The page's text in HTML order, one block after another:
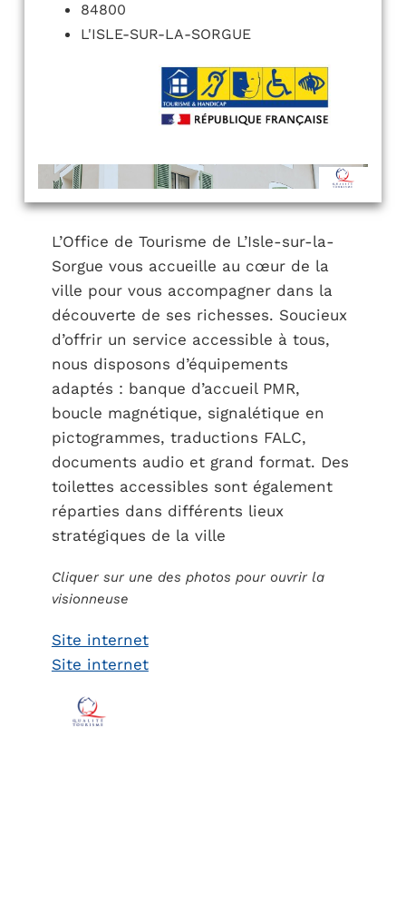
84800
L'ISLE-SUR-LA-SORGUE
L’Office de Tourisme de L’Isle-sur-la-
Sorgue vous accueille au cœur de la
ville pour vous accompagner dans la
découverte de ses richesses. Soucieux
d’offrir un service accessible à tous,
nous disposons d’équipements
adaptés : banque d’accueil PMR,
boucle magnétique, signalétique en
pictogrammes, traductions FALC,
documents audio et grand format. Des
toilettes accessibles sont également
réparties dans différents lieux
stratégiques de la ville
Cliquer sur une des photos pour ouvrir la
visionneuse
Site internet
Site internet